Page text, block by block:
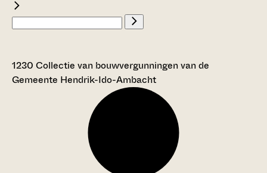
1230 Collectie van bouwvergunningen van de
Gemeente Hendrik-Ido-Ambacht